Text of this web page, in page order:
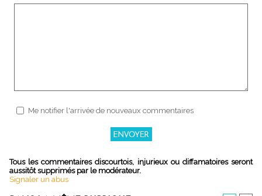
Me notifier l'arrivée de nouveaux commentaires
Tous les commentaires discourtois, injurieux ou diffamatoires seront
aussitôt supprimés par le modérateur.
Signaler un abus